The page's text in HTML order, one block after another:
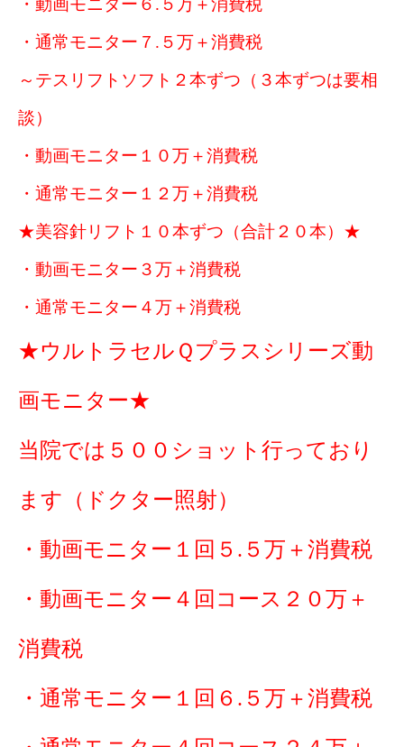
・通常モニター７.５万＋消費税
～テスリフトソフト２本ずつ（３本ずつは要相
談）
・動画モニター１０万＋消費税
・通常モニター１２万＋消費税
★美容針リフト１０本ずつ（合計２０本）★
・動画モニター３万＋消費税
・通常モニター４万＋消費税
★ウルトラセルＱプラスシリーズ動
画モニター★
当院では５００ショット行っており
ます（ドクター照射）
・動画モニター１回５.５万＋消費税
・動画モニター４回コース２０万＋
消費税
・通常モニター１回６.５万＋消費税